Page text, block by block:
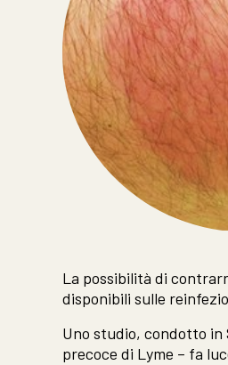
La possibilità di
disponibili sulle
Uno studio, condotto in
precoce di Lyme – fa